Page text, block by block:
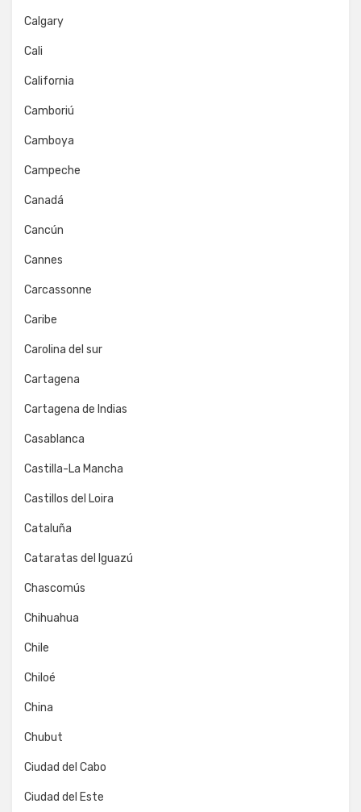
Calgary
Cali
California
Camboriú
Camboya
Campeche
Canadá
Cancún
Cannes
Carcassonne
Caribe
Carolina del sur
Cartagena
Cartagena de Indias
Casablanca
Castilla-La Mancha
Castillos del Loira
Cataluña
Cataratas del Iguazú
Chascomús
Chihuahua
Chile
Chiloé
China
Chubut
Ciudad del Cabo
Ciudad del Este